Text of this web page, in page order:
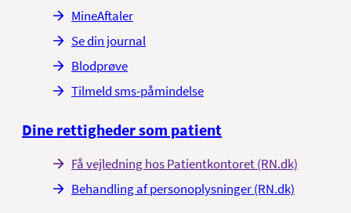
MineAftaler
Se din journal
Blodprøve
Tilmeld sms-påmindelse
Dine rettigheder som patient
Få vejledning hos Patientkontoret (RN.dk)
Behandling af personoplysninger (RN.dk)